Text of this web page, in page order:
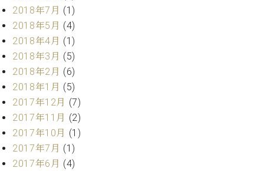
シ
ョ
ナ
ル
W.
ホ
フ
マ
ン
ト
ラ
社
：
王
子
・
技
術
営
業
セ
ン
タ
ー
2018年7月 (1)
2018年5月 (4)
2018年4月 (1)
2018年3月 (5)
2018年2月 (6)
2018年1月 (5)
2017年12月 (7)
2017年11月 (2)
2017年10月 (1)
2017年7月 (1)
2017年6月 (4)